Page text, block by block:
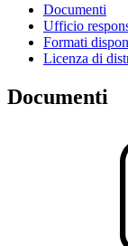
Documenti
Ufficio
Formati
Licenza di
Documenti